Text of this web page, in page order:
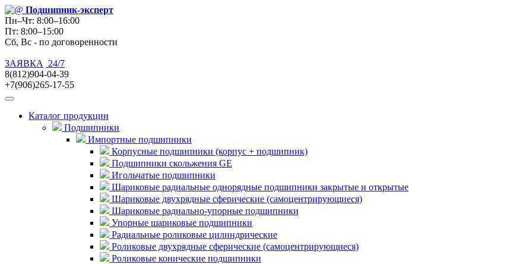
Подшипник-эксперт
Пн–Чт: 8:00–16:00
Пт: 8:00–15:00
Сб, Вс - по договоренности
ЗАЯВКА
24/7
8(812)904-04-39
+7(906)265-17-55
Каталог продукции
Подшипники
Импортные подшипники
Корпусные подшипники (корпус + подшипник)
Подшипники скольжения GE
Игольчатые подшипники
Шариковые радиальные однорядные подшипники закрытые и открытые
Шариковые двухрядные сферические (самоцентрирующиеся)
Шариковые радиально-упорные подшипники
Упорные шариковые подшипники
Радиальные роликовые цилиндрические
Роликовые двухрядные сферические (самоцентрирующиеся)
Роликовые конические подшипники